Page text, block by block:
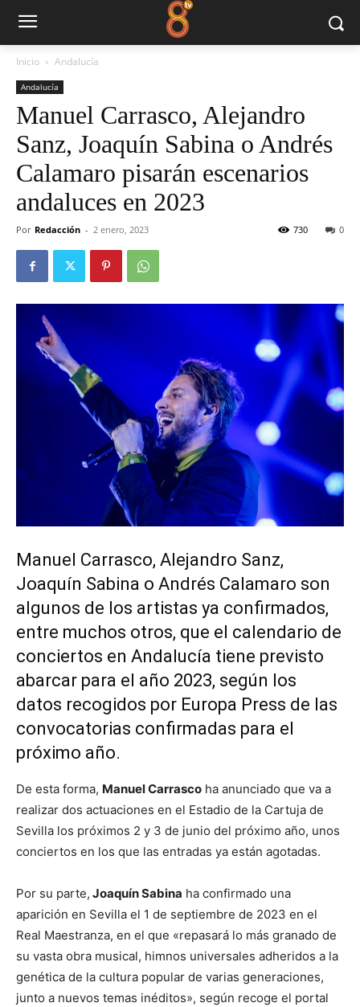
Inicio Andalucía
Andalucía
Manuel Carrasco, Alejandro
Sanz, Joaquín Sabina o Andrés
Calamaro pisarán escenarios
andaluces en 2023
Por Redacción - 2 enero, 2023 0
730
Manuel Carrasco, Alejandro Sanz,
Joaquín Sabina o Andrés Calamaro son
algunos de los artistas ya confirmados,
entre muchos otros, que el calendario de
conciertos en Andalucía tiene previsto
abarcar para el año 2023, según los
datos recogidos por Europa Press de las
convocatorias confirmadas para el
próximo año.
De esta forma, Manuel Carrasco ha anunciado que va a
realizar dos actuaciones en el Estadio de la Cartuja de
Sevilla los próximos 2 y 3 de junio del próximo año, unos
conciertos en los que las entradas ya están agotadas.
Por su parte, Joaquín Sabina ha confirmado una
aparición en Sevilla el 1 de septiembre de 2023 en el
Real Maestranza, en el que «repasará lo más granado de
su vasta obra musical, himnos universales adheridos a la
genética de la cultura popular de varias generaciones,
junto a nuevos temas inéditos», según recoge el portal